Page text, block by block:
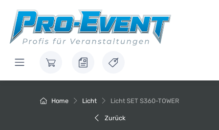
Home Licht Licht SET S360-TOWER
Zurück